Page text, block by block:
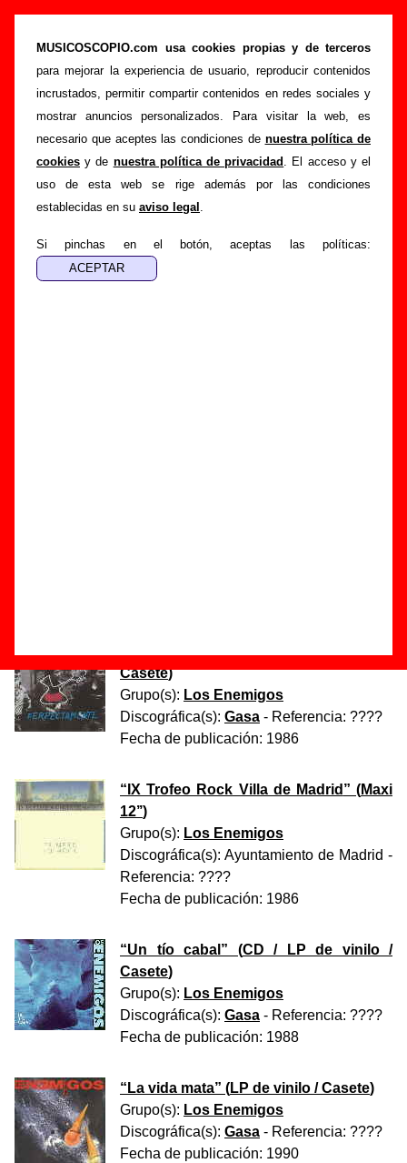
MUSICOSCOPIO.com usa cookies propias y de terceros
para mejorar la experiencia de usuario, reproducir contenidos
incrustados, permitir compartir contenidos en redes sociales y
mostrar anuncios personalizados. Para visitar la web, es
necesario que aceptes las condiciones de nuestra política de
cookies y de nuestra política de privacidad . El acceso y el
uso de esta web se rige además por las condiciones
establecidas en su aviso legal .
Si pinchas en el botón, aceptas las políticas:
Álbumes, eps, singles, tributos y
recopilatorios de Los Enemigos
Portada >Los Enemigos > Discografía
Esta sección muestra la lista de discos (álbumes, eps,
singles, tributos, recopilatorios...) deLos Enemigos
Además del nombre de cada referencia, se muestra el sello
discográfico y la fecha de publicación. Las diferentes
referencias están divididas en subsecciones para facilitar la
elementos de la lista, sigue el enlace correspondiente. Si
encuentras errores o tienes información adicional, puedes
Casete)
Grupo(s): Los Enemigos
Discográfica(s): Gasa - Referencia: ????
Fecha de publicación: 1986
“ IX Trofeo Rock Villa de Madrid ” (Maxi
12’’)
Grupo(s): Los Enemigos
Discográfica(s): Ayuntamiento de Madrid -
Referencia: ????
Fecha de publicación: 1986
“Un tío cabal ” (CD / LP de vinilo /
Casete)
Grupo(s): Los Enemigos
Discográfica(s): Gasa - Referencia: ????
Fecha de publicación: 1988
“ La vida mata” (LP de vinilo / Casete)
Grupo(s): Los Enemigos
Discográfica(s): Gasa - Referencia: ????
Fecha de publicación: 1990